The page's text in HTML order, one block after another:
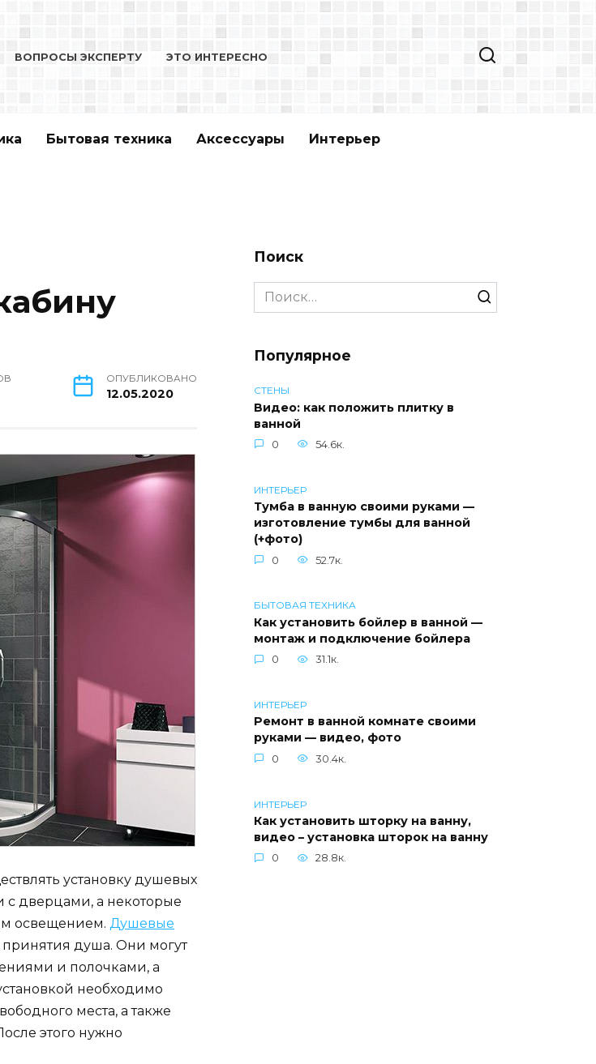
ВОПРОСЫ ЭКСПЕРТУ ЭТО ИНТЕРЕСНО
Бытовая техника Аксессуары Интерьер
ОПУБЛИКОВАНО
12.05.2020
установку душевых
с дверцами, а некоторые
освещением. Душевые
душа. Они могут
и полочками, а
необходимо
места, а также
этого нужно
Поиск
Search
for:
Популярное
СТЕНЫ
Видео: как положить плитку в
ванной
0 54.6к.
ИНТЕРЬЕР
Тумба в ванную своими руками —
изготовление тумбы для ванной
(+фото)
0 52.7к.
БЫТОВАЯ ТЕХНИКА
Как установить бойлер в ванной —
монтаж и подключение бойлера
0 31.1к.
ИНТЕРЬЕР
Ремонт в ванной комнате своими
руками — видео, фото
0 30.4к.
ИНТЕРЬЕР
Как установить шторку на ванну,
видео – установка шторок на ванну
0 28.8к.